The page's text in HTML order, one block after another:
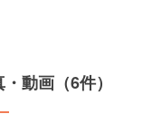
動画（6件）